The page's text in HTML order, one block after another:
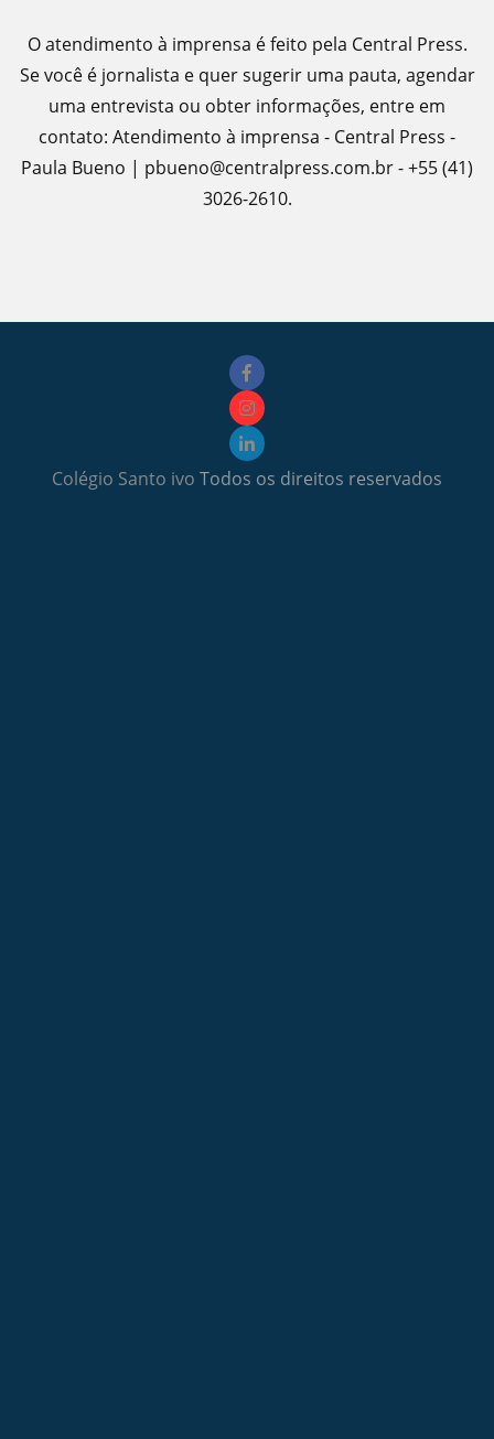
O atendimento à imprensa é feito pela Central Press.
Se você é jornalista e quer sugerir uma pauta, agendar
uma entrevista ou obter informações, entre em
contato: Atendimento à imprensa - Central Press -
Paula Bueno | pbueno@centralpress.com.br - +55 (41)
3026-2610.
Colégio Santo ivo Todos os direitos reservados